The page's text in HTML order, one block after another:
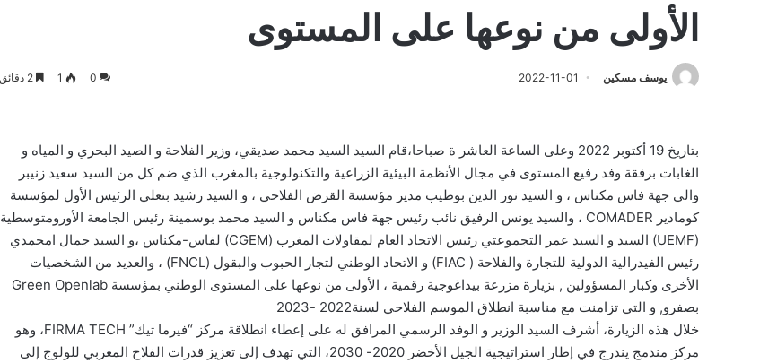
الأولى من نوعها على المستوى
يوسف مسكين 2022-11-01
0
1
بتاريخ 19 أكتوبر 2022 وعلى الساعة العاشر ة صباحا،قام السيد السيد محمد صديقي، وزير الفلاحة و الصيد البحري و المياه و
الغابات برفقة وفد رفيع المستوى في مجال الأنظمة البيئية الزراعية والتكنولوجية بالمغرب الذي ضم كل من السيد سعيد زنيبر
والي جهة فاس مكناس ، و السيد نور الدين بوطيب مدير مؤسسة القرض الفلاحي ، و السيد رشيد بنعلي الرئيس الأول لمؤسسة
كومادير COMADER ، والسيد يونس الرفيق نائب رئيس جهة فاس مكناس و السيد محمد بوسمينة رئيس الجامعة الأورومتوسطية
(UEMF) السيد و السيد عمر التجموعتي رئيس الاتحاد العام لمقاولات المغرب (CGEM) لفاس-مكناس ،و السيد جمال امحمدي
رئيس الفيدرالية الدولية للتجارة والفلاحة ( FIAC) و الاتحاد الوطني لتجار الحبوب والبقول (FNCL) ، والعديد من الشخصيات
الأخرى وكبار المسؤولين , بزيارة مزرعة بيداغوجية رقمية ، الأولى من نوعها على المستوى الوطني بمؤسسة Green Openlab
بصفرو, و التي تزامنت مع مناسبة انطلاق الموسم الفلاحي لسنة2022 -2023
خلال هذه الزيارة، أشرف السيد الوزير و الوفد الرسمي المرافق له على إعطاء انطلاقة مركز “فيرما تيك” FIRMA TECH، وهو
مركز مندمج يندرج في إطار استراتيجية الجيل الأخضر 2020- 2030، التي تهدف إلى تعزيز قدرات الفلاح المغربي للولوج إلى